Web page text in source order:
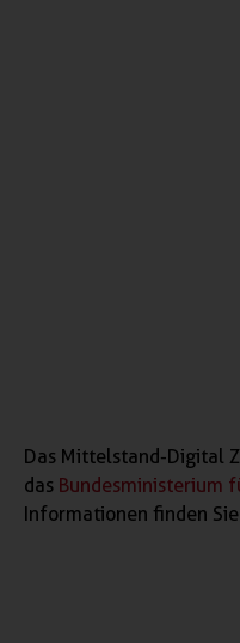
Das Mittelstand-Digital
das Bundesministerium
Informationen finden